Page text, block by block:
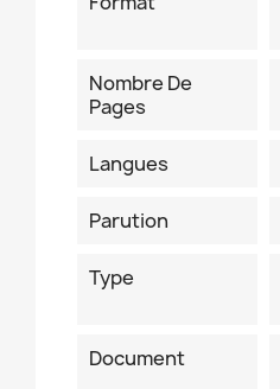
Nombre De
Pages
Langues
Parution
Type
Document